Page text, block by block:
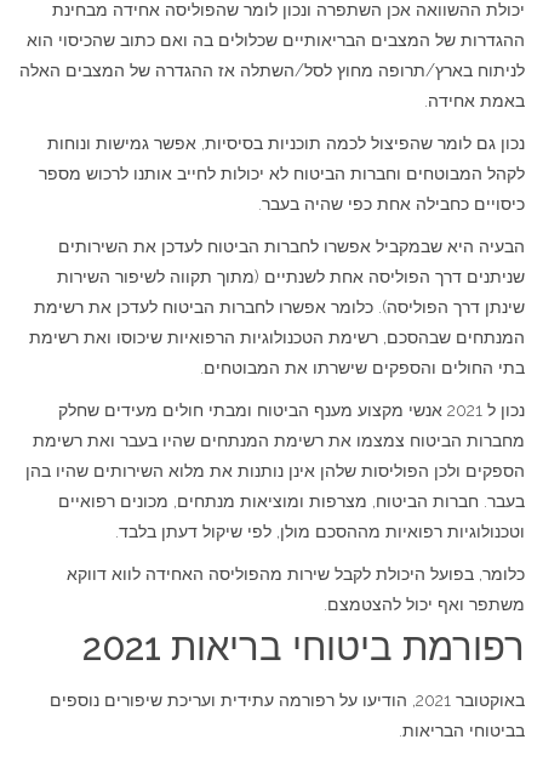
יכולת ההשוואה אכן השתפרה ונכון לומר שהפוליסה אחידה מבחינת
ההגדרות של המצבים הבריאותיים שכלולים בה ואם כתוב שהכיסוי הוא
לניתוח בארץ/תרופה מחוץ לסל/השתלה אז ההגדרה של המצבים האלה
באמת אחידה.
נכון גם לומר שהפיצול לכמה תוכניות בסיסיות, אפשר גמישות ונוחות
לקהל המבוטחים וחברות הביטוח לא יכולות לחייב אותנו לרכוש מספר
כיסויים כחבילה אחת כפי שהיה בעבר.
הבעיה היא שבמקביל אפשרו לחברות הביטוח לעדכן את השירותים
שניתנים דרך הפוליסה אחת לשנתיים (מתוך תקווה לשיפור השירות
שינתן דרך הפוליסה). כלומר אפשרו לחברות הביטוח לעדכן את רשימת
המנתחים שבהסכם, רשימת הטכנולוגיות הרפואיות שיכוסו ואת רשימת
בתי החולים והספקים שישרתו את המבוטחים.
נכון ל 2021 אנשי מקצוע מענף הביטוח ומבתי חולים מעידים שחלק
מחברות הביטוח צמצמו את רשימת המנתחים שהיו בעבר ואת רשימת
הספקים ולכן הפוליסות שלהן אינן נותנות את מלוא השירותים שהיו בהן
בעבר. חברות הביטוח, מצרפות ומוציאות מנתחים, מכונים רפואיים
וטכנולוגיות רפואיות מההסכם מולן, לפי שיקול דעתן בלבד.
כלומר, בפועל היכולת לקבל שירות מהפוליסה האחידה לווא דווקא
משתפר ואף יכול להצטמצם.
רפורמת ביטוחי בריאות 2021
באוקטובר 2021, הודיעו על רפורמה עתידית ועריכת שיפורים נוספים
בביטוחי הבריאות.